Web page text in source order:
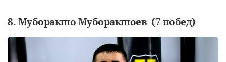
8. Муборакшо Муборакшоев (7 побед)